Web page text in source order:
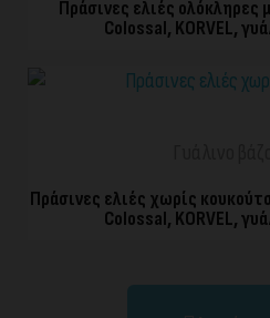
Πράσινες ελιές ολόκληρες
Colossal, KORVEL,
ΓΡΉΓΟΡΗ
Πράσινες ελιές χωρίς
Colossal, KORVEL,